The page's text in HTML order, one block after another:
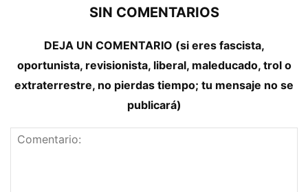
SIN COMENTARIOS
DEJA UN COMENTARIO (si eres fascista,
oportunista, revisionista, liberal, maleducado, trol o
extraterrestre, no pierdas tiempo; tu mensaje no se
publicará)